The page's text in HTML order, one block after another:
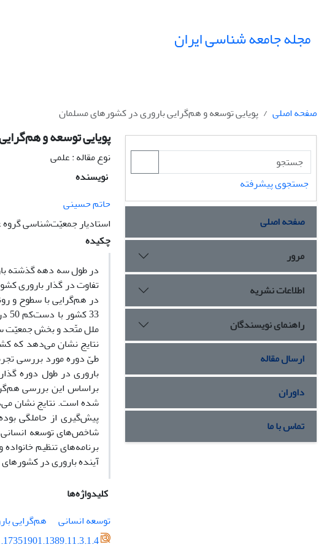
مجله جامعه شناسی ایران
صفحه اصلی پویایى توسعه و هم‌گرایى بارورى در کشورهاى مسلمان
پویایى توسعه و
نوع مقاله : علمی
نویسنده
حاتم حسینى
استادیار جمعیّت‌شناسى گروه
چکیده
در طول سه دهه گذشته
در هم‌گرایى با سطوح و
ملل متّحد و بخش جمعیّت
نتایج نشان مى‌دهد که
طىّ دوره مورد بررسى
بارورى در طول دوره
براساس این بررسى
شده است. نتایج نشان
پیش‌گیرى از حاملگى
شاخص‌هاى توسعه
برنامه‌هاى تنظیم
آینده بارورى در
کلیدواژه‌ها
توسعه انسانى
هم‌گرایى
جستجوی پیشرفته
صفحه اصلی
مرور
اطلاعات نشریه
راهنمای نویسندگان
ارسال مقاله
داوران
تماس با ما